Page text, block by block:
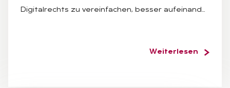
Digitalrechts zu vereinfachen, besser aufeinand…
Weiterlesen